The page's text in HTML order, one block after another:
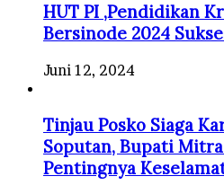
HUT PI ,Pendidikan
Bersinode 2024
Juni 12, 2024
Tinjau Posko Siaga
Soputan, Bupati
Pentingnya